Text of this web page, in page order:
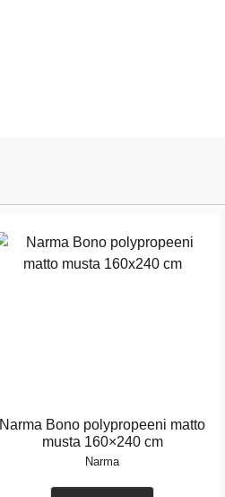
Narma Bono polypropeeni matto
musta 160×240 cm
Narma